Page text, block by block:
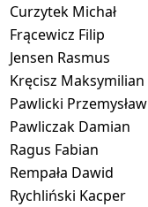
Curzytek Michał
Frącewicz Filip
Jensen Rasmus
Kręcisz Maksymilian
Pawlicki Przemysław
Pawliczak Damian
Ragus Fabian
Rempała Dawid
Rychliński Kacper